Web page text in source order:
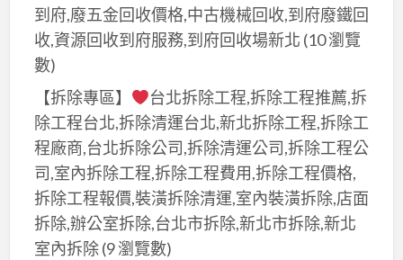
到府,廢五金回收價格,中古機械回收,到府廢鐵回
收,資源回收到府服務,到府回收場新北 (10 瀏覽
數)
【拆除專區】
台北拆除工程,拆除工程推薦,拆
除工程台北,拆除清運台北,新北拆除工程,拆除工
程廠商,台北拆除公司,拆除清運公司,拆除工程公
司,室內拆除工程,拆除工程費用,拆除工程價格,
拆除工程報價,裝潢拆除清運,室內裝潢拆除,店面
拆除,辦公室拆除,台北市拆除,新北市拆除,新北
室內拆除(9 瀏覽數)